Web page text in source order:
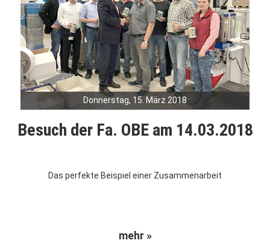
Donnerstag, 15. März 2018
Besuch der Fa. OBE am 14.03.2018
Das perfekte Beispiel einer Zusammenarbeit
mehr »